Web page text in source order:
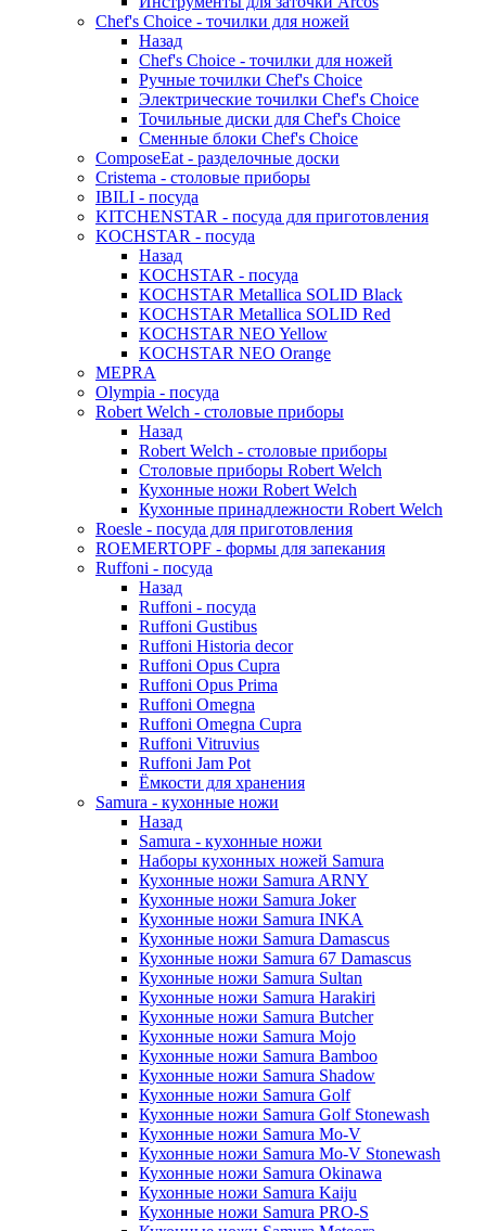
Chef's Choice - точилки для ножей
Назад
Chef's Choice - точилки для ножей
Ручные точилки Chef's Choice
Электрические точилки Chef's Choice
Точильные диски для Chef's Choice
Сменные блоки Chef's Choice
ComposeEat - разделочные доски
Cristema - столовые приборы
IBILI - посуда
KITCHENSTAR - посуда для приготовления
KOCHSTAR - посуда
Назад
KOCHSTAR - посуда
KOCHSTAR Metallica SOLID Black
KOCHSTAR Metallica SOLID Red
KOCHSTAR NEO Yellow
KOCHSTAR NEO Orange
MEPRA
Olympia - посуда
Robert Welch - столовые приборы
Назад
Robert Welch - столовые приборы
Столовые приборы Robert Welch
Кухонные ножи Robert Welch
Кухонные принадлежности Robert Welch
Roesle - посуда для приготовления
ROEMERTOPF - формы для запекания
Ruffoni - посуда
Назад
Ruffoni - посуда
Ruffoni Gustibus
Ruffoni Historia decor
Ruffoni Opus Cupra
Ruffoni Opus Prima
Ruffoni Omegna
Ruffoni Omegna Cupra
Ruffoni Vitruvius
Ruffoni Jam Pot
Ёмкости для хранения
Samura - кухонные ножи
Назад
Samura - кухонные ножи
Наборы кухонных ножей Samura
Кухонные ножи Samura ARNY
Кухонные ножи Samura Joker
Кухонные ножи Samura INKA
Кухонные ножи Samura Damascus
Кухонные ножи Samura 67 Damascus
Кухонные ножи Samura Sultan
Кухонные ножи Samura Harakiri
Кухонные ножи Samura Butcher
Кухонные ножи Samura Mojo
Кухонные ножи Samura Bamboo
Кухонные ножи Samura Shadow
Кухонные ножи Samura Golf
Кухонные ножи Samura Golf Stonewash
Кухонные ножи Samura Mo-V
Кухонные ножи Samura Mo-V Stonewash
Кухонные ножи Samura Okinawa
Кухонные ножи Samura Kaiju
Кухонные ножи Samura PRO-S